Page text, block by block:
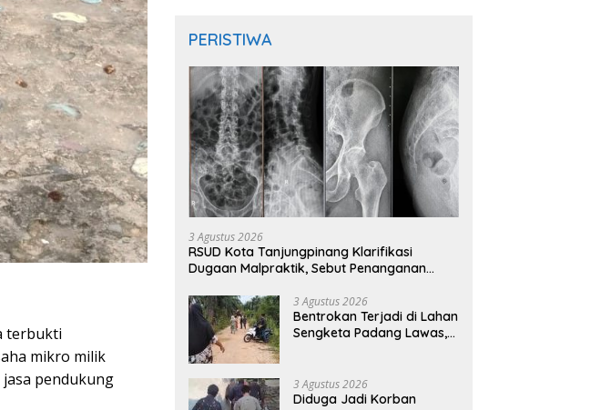
terbukti
mikro milik
pendukung
PERISTIWA
3 Agustus 2026
RSUD Kota Tanjungpinang Klarifikasi
Dugaan Malpraktik, Sebut Penanganan
3 Agustus 2026
Bentrokan Terjadi di Lahan
Sengketa Padang Lawas,
Diancam Oknum DPRD
3 Agustus 2026
Diduga Jadi Korban